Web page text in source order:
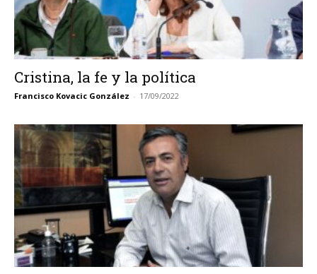
Cristina, la fe y la política
Francisco Kovacic González - 17/09/2022